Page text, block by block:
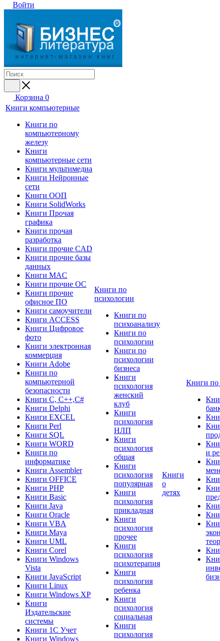
Войти
Корзина 0
Книги компьютерные
Книги по
компьютерному
железу
Книги
компьютерные сети
Книги мультимедиа
Книги Нейронные
сети
Книги ООП
Книги SolidWorks
Книги Прочая
графика
Книги прочая
разработка
Книги прочие CAD
Книги прочие базы
данных
Книги MAC
Книги прочие ОС
Книги прочие
офисное ПО
Книги самоучители
Книги ACCESS
Книги Цифровое
фото
Книги электронная
коммерция
Книги Adobe
Книги по
компьютерной
безопасности
Книги C, C++,С#
Книги Delphi
Книги EXCEL
Книги Perl
Книги SQL
Книги WORD
Книги по
информатике
Книги Assembler
Книги OFFICE
Книги PHP
Книги Basic
Книги Java
Книги Oracle
Книги VBA
Книги Maya
Книги UML
Книги Corel
Книги Windows
Vista
Книги JavaScript
Книги Linux
Книги Windows XP
Книги
Издательские
системы
Книги 1C Учет
Книги Windows
Книги по
психологии
Книги по
психоанализу
Книги по
психологии
Книги по
психологии
бизнеса
Книги
психология
женский
клуб
Книги
психология
НЛП
Книги
психология
общая
Книги
психология
популярная
Книги
психология
прикладная
Книги
психология
прочее
Книги
психология
психотерапия
Книги
психология
ребенка
Книги
психология
социальная
Книги
психология
Книги
о
детях
Книги по
и